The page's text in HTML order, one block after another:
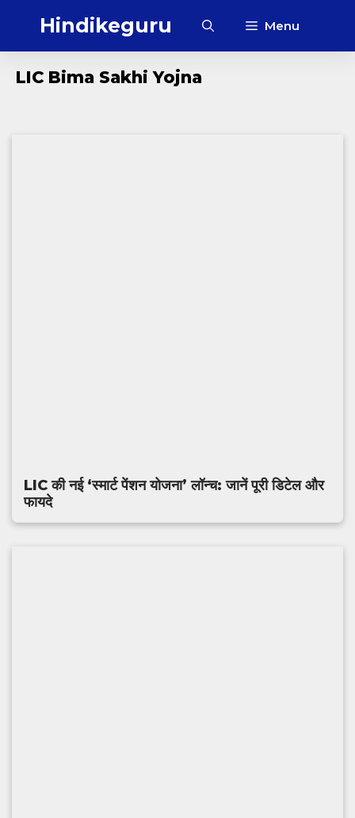
Hindikeguru Menu
‎LIC Bima Sakhi Yojna
LIC की नई ‘स्मार्ट पेंशन योजना’ लॉन्च: जानें पूरी डिटेल और
फायदे